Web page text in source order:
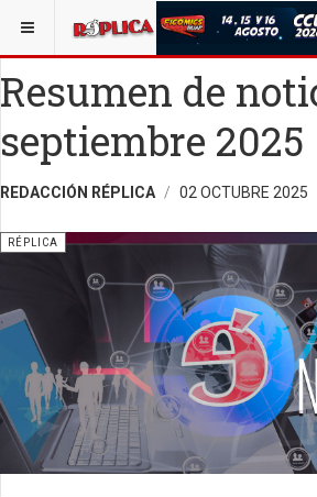
ESTÁ AQUÍ: SALUD OPINIÓN
Resumen de
septiembre 2025
REDACCIÓN RÉPLICA 02 OCTUBRE 2025
RÉPLICA